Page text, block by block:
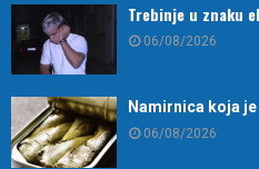
Trebinje u znaku
06/08/2026
Namirnica koja
06/08/2026